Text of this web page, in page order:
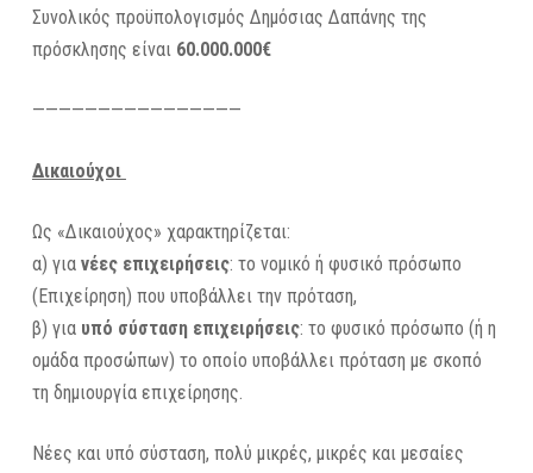
Συνολικός προϋπολογισμός Δημόσιας Δαπάνης της
πρόσκλησης είναι 60.000.000€
————————————————
Δικαιούχοι
Ως «Δικαιούχος» χαρακτηρίζεται:
α) για νέες επιχειρήσεις: το νομικό ή φυσικό πρόσωπο
(Επιχείρηση) που υποβάλλει την πρόταση,
β) για υπό σύσταση επιχειρήσεις: το φυσικό πρόσωπο (ή η
ομάδα προσώπων) το οποίο υποβάλλει πρόταση με σκοπό
τη δημιουργία επιχείρησης.
Νέες και υπό σύσταση, πολύ μικρές, μικρές και μεσαίες